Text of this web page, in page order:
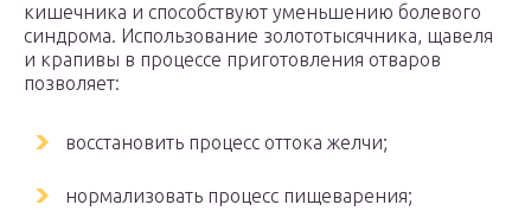
кишечника и способствуют уменьшению болевого
синдрома. Использование золототысячника, щавеля
и крапивы в процессе приготовления отваров
позволяет:
восстановить процесс оттока желчи;
нормализовать процесс пищеварения;